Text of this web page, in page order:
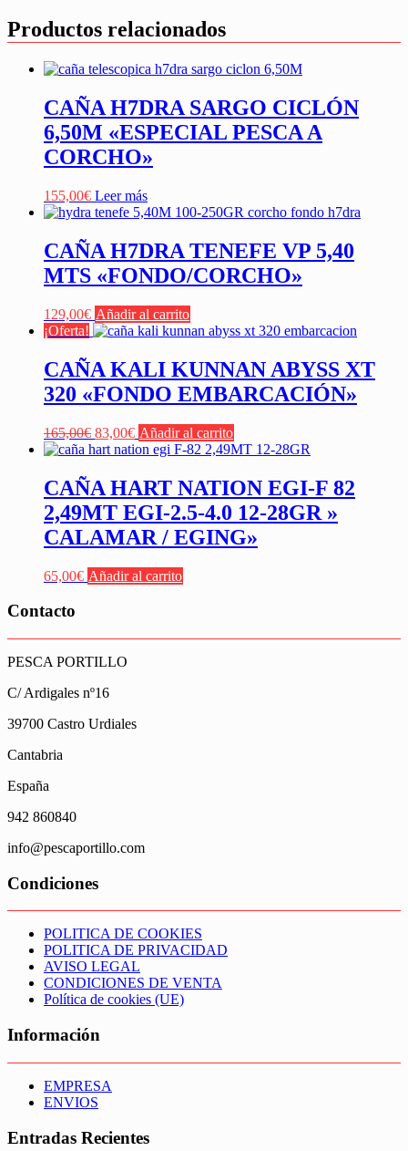
Productos relacionados
CAÑA H7DRA SARGO CICLÓN
6,50M «ESPECIAL PESCA A
CORCHO»
155,00€ Leer más
CAÑA H7DRA TENEFE VP 5,40
MTS «FONDO/CORCHO»
129,00€ Añadir al carrito
¡Oferta!
CAÑA KALI KUNNAN ABYSS XT
320 «FONDO EMBARCACIÓN»
165,00€ El
precio
era:
165,00€.
83,00€El
precio
es:
83,00€.
Añadir al carrito
CAÑA HART NATION EGI-F 82
2,49MT EGI-2.5-4.0 12-28GR »
CALAMAR / EGING»
65,00€ Añadir al carrito
Contacto
PESCA PORTILLO
C/ Ardigales nº16
39700 Castro Urdiales
Cantabria
España
942 860840
info@pescaportillo.com
Condiciones
POLITICA DE COOKIES
POLITICA DE PRIVACIDAD
AVISO LEGAL
CONDICIONES DE VENTA
Política de cookies (UE)
Información
EMPRESA
ENVIOS
Entradas Recientes